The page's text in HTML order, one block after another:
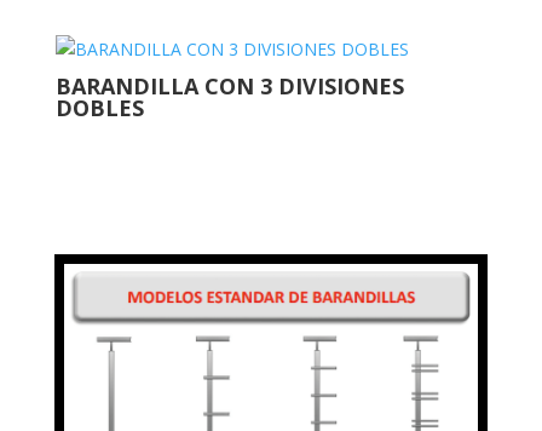
BARANDILLA CON 3 DIVISIONES
DOBLES